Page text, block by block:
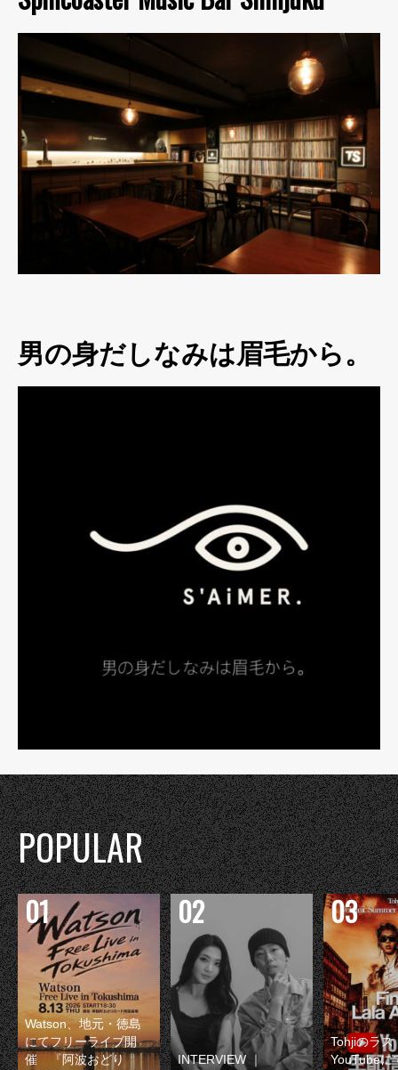
男の身だしなみは眉毛から。
POPULAR
Watson、地元・徳島
にてフリーライブ開
催 『阿波おどり
INTERVIEW ｜
Tohjiのラス
YouTubeに